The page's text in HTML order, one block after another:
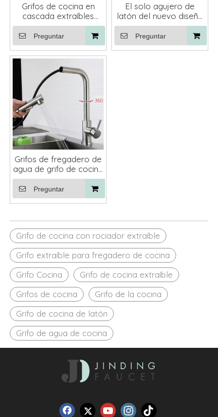
Grifos de cocina en
cascada extraíbles
giratorios 360 con
rociador
Preguntar
El solo agujero de
latón del nuevo diseño
saca el grifo del grifo
del fregadero de
cocina de la cascada
Preguntar
Grifos de fregadero de
agua de grifo de cocina
de acero inoxidable,
grifo de cocina con
cabezal extraíble
Preguntar
Grifo de cocina con rociador extraíble
Grifo extraíble para fregadero de cocina
Grifo Cocina
Grifo de cocina extraíble
Grifos de cocina
Grifo de la cocina
Grifo de cocina de latón
Grifo de agua de cocina